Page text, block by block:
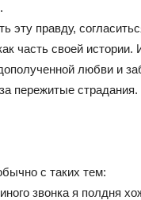
эту правду,
часть своей истории.
любви и
пережитые
с таких тем:
звонка я полдня